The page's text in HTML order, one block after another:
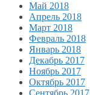
Май 2018
Апрель 2018
Март 2018
Февраль 2018
Январь 2018
Декабрь 2017
Ноябрь 2017
Октябрь 2017
Сентябрь 2017